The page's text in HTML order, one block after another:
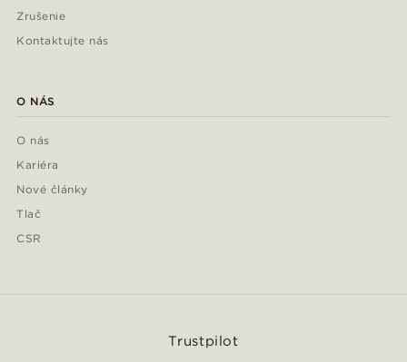
Zrušenie
Kontaktujte nás
O NÁS
O nás
Kariéra
Nové články
Tlač
CSR
Trustpilot